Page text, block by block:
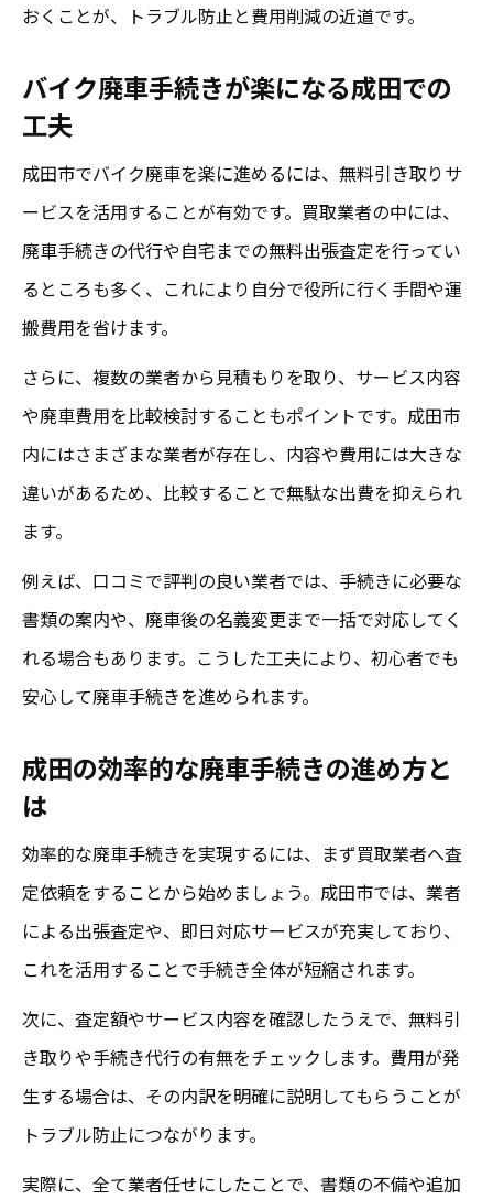
おくことが、トラブル防止と費用削減の近道です。
バイク廃車手続きが楽になる成田での
工夫
成田市でバイク廃車を楽に進めるには、無料引き取りサ
ービスを活用することが有効です。買取業者の中には、
廃車手続きの代行や自宅までの無料出張査定を行ってい
るところも多く、これにより自分で役所に行く手間や運
搬費用を省けます。
さらに、複数の業者から見積もりを取り、サービス内容
や廃車費用を比較検討することもポイントです。成田市
内にはさまざまな業者が存在し、内容や費用には大きな
違いがあるため、比較することで無駄な出費を抑えられ
ます。
例えば、口コミで評判の良い業者では、手続きに必要な
書類の案内や、廃車後の名義変更まで一括で対応してく
れる場合もあります。こうした工夫により、初心者でも
安心して廃車手続きを進められます。
成田の効率的な廃車手続きの進め方と
は
効率的な廃車手続きを実現するには、まず買取業者へ査
定依頼をすることから始めましょう。成田市では、業者
による出張査定や、即日対応サービスが充実しており、
これを活用することで手続き全体が短縮されます。
次に、査定額やサービス内容を確認したうえで、無料引
き取りや手続き代行の有無をチェックします。費用が発
生する場合は、その内訳を明確に説明してもらうことが
トラブル防止につながります。
実際に、全て業者任せにしたことで、書類の不備や追加